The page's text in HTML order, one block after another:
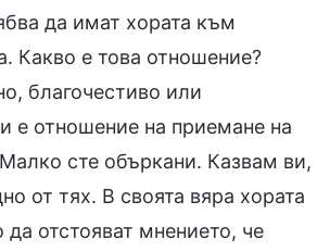
да имат хората към
Какво е това отношение?
благочестиво или
е отношение на приемане на
сте объркани. Казвам ви,
от тях. В своята вяра хората
отстояват мнението, че